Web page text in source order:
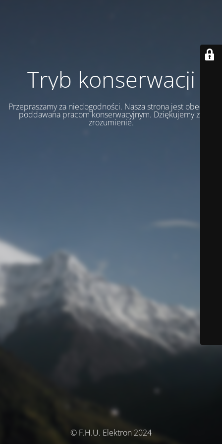
Tryb konserwacji
Przepraszamy za niedogodności. Nasza strona jest obecnie
poddawana pracom konserwacyjnym. Dziękujemy za
zrozumienie.
© F.H.U. Elektron 2024